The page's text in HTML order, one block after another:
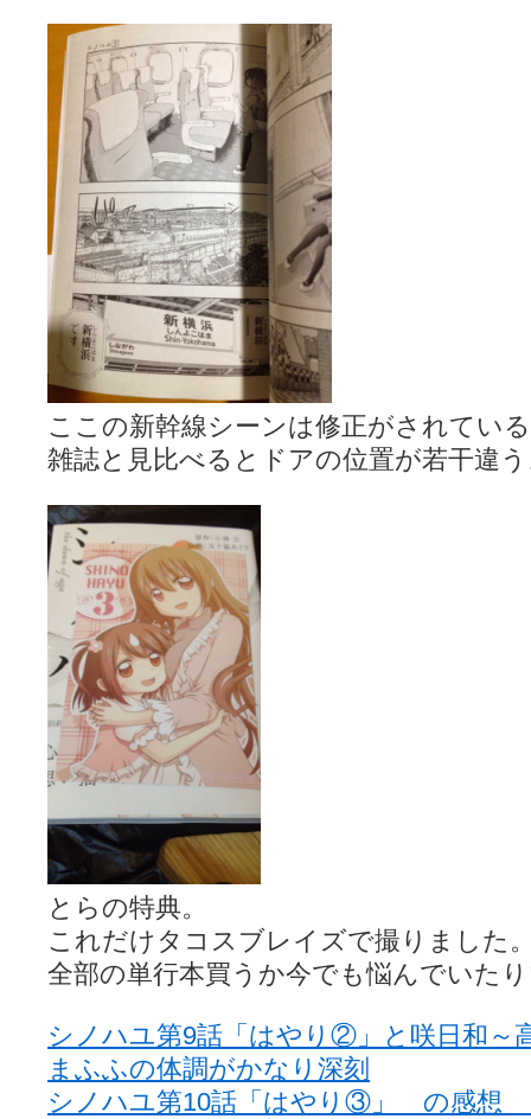
ここの新幹線シーンは修正がされてい
雑誌と見比べるとドアの位置が若干違
とらの特典。
これだけタコスブレイズで撮りました
全部の単行本買うか今でも悩んでいた
シノハユ第9話「はやり②」と咲日和
まふふの体調がかなり深刻
シノハユ第10話「はやり③」 の感想